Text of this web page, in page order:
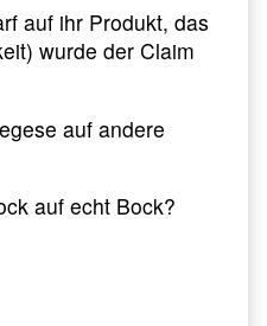
auf ihr Produkt, das
wurde der Claim
auf andere
auf echt Bock?